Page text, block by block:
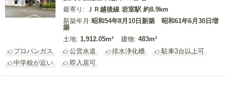
最寄り: ＪＲ越後線 岩室駅 約8.9km
新築年月:昭和54年8月10日新築 昭和61年6月30日増
築
土地: 1,912.05m² 建物: 483m²
プロパンガス
公営水道 排水浄化槽
駐車3台以上可
中学校が近い
即入居可